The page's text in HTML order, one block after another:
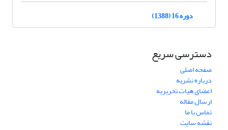
دوره 16 (1388)
دسترسی سریع
صفحه اصلی
درباره نشریه
اعضای هیات تحریریه
ارسال مقاله
تماس با ما
نقشه سایت